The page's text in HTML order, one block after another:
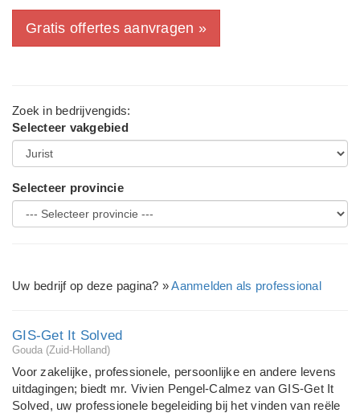
Gratis offertes aanvragen »
Zoek in bedrijvengids:
Selecteer vakgebied
Selecteer provincie
Uw bedrijf op deze pagina? »Aanmelden als professional
GIS-Get It Solved
Gouda (Zuid-Holland)
Voor zakelijke, professionele, persoonlijke en andere levens
uitdagingen; biedt mr. Vivien Pengel-Calmez van GIS-Get It
Solved, uw professionele begeleiding bij het vinden van reële